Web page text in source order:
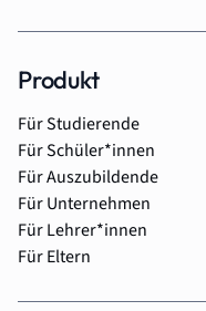
Produkt
Für Studierende
Für Schüler*innen
Für Auszubildende
Für Unternehmen
Für Lehrer*innen
Für Eltern